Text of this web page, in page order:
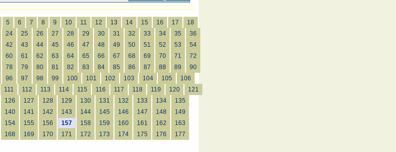
5 6 7 8 9 10 11 12 13 14 15 16 17
18
24 25 26 27 28 29 30 31 32 33 34 35
36
42 43 44 45 46 47 48 49 50 51 52 53
54
60 61 62 63 64 65 66 67 68 69 70 71
72
78 79 80 81 82 83 84 85 86 87 88 89
90
96 97 98 99 100 101 102 103 104 105
106
111 112 113 114 115 116 117 118 119 120
121
126 127 128 129 130 131 132 133 134
135
140 141 142 143 144 145 146 147 148
149
154 155 156 157 158 159 160 161 162
163
168 169 170 171 172 173 174 175 176
177